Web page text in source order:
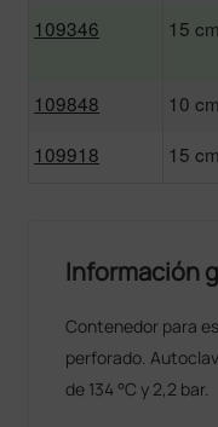
109346 15 cm
109848 10 cm
109918 15 cm
Información
Contenedor para
perforado.
de 134 °C y 2,2 bar.